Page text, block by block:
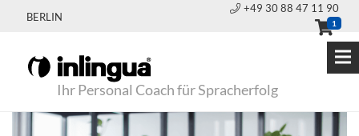
BERLIN
+49 30 88 47 11 90
1
Ihr Personal Coach für Spracherfolg